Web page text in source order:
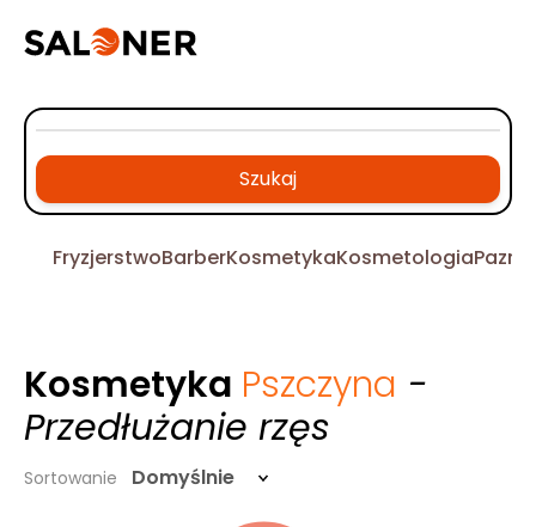
Szukaj
FryzjerstwoBarberKosmetykaKosmetologia
Kosmetyka Pszczyna -
Przedłużanie rzęs
Sortowanie Domyślnie